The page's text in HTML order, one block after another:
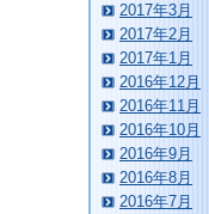
2017年3月
2017年2月
2017年1月
2016年12月
2016年11月
2016年10月
2016年9月
2016年8月
2016年7月